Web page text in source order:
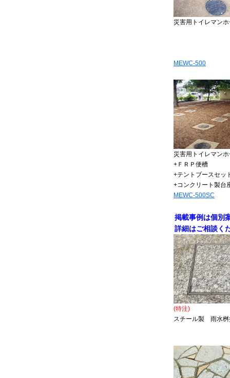
災害用トイレマン
MEWC-500
災害用トイレマン
+ＦＲＰ便槽
+テントブースセッ
+コンクリート製台
MEWC-500SC
掲載事例は個別
詳細はご相談く
(特注)
スチール製 雨水桝